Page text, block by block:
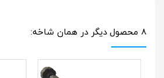
8 محصول دیگر در همان شاخه: